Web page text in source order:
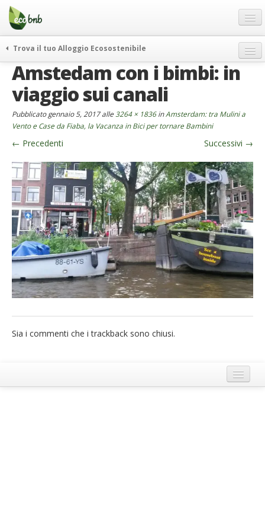
Menu
Salta
contenuto
Offerte Speciali
Regali
FAQ
Chi Siamo
Partner
Contatti
Italiano
German
English
Spanish
French
Trova il tuo Alloggio Ecosostenibile
weekend green
itinerari
curiosità
vivere e viaggiare verde
news ed eventi
rassegna stampa
Amstedam con i bimbi: in
viaggio sui canali
Pubblicatogennaio 5, 2017alle 3264 × 1836inAmsterdam: tra Mulini a
Vento e Case da Fiaba, la Vacanza in Bici per tornare Bambini
← Precedenti Successivi →
Sia i commenti che i trackback sono chiusi.